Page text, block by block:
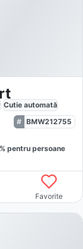
Cutie automată
BMW212755
% pentru persoane
Favorite